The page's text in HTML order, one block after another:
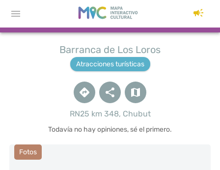
Barranca de Los Loros
Atracciones turísticas
RN25 km 348, Chubut
Todavía no hay opiniones, sé el primero.
Fotos